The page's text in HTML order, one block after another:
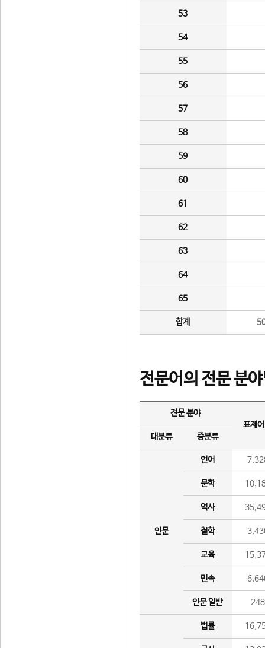
53
54
55
56
57
58
59
60
61
62
63
64
65
합계
전문어의 전문 분
전문 분야
표제
대분류
중분류
인문
언어
문학
역사
철학
교육
민속
인문 일반 248
법률